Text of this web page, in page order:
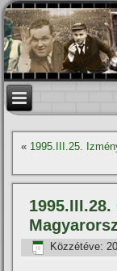
« 1995.III.25.
Közzétéve: